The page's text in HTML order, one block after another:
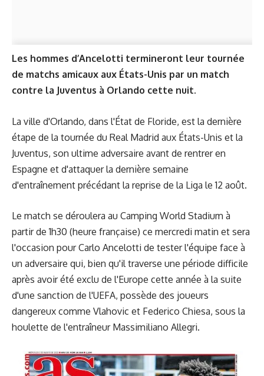
Les hommes d’Ancelotti termineront leur tournée
de matchs amicaux aux États-Unis par un match
contre la Juventus à Orlando cette nuit.
La ville d'Orlando, dans l'État de Floride, est la dernière
étape de la tournée du Real Madrid aux États-Unis et la
Juventus, son ultime adversaire avant de rentrer en
Espagne et d'attaquer la dernière semaine
d'entraînement précédant la reprise de la Liga le 12 août.
Le match se déroulera au Camping World Stadium à
partir de 1h30 (heure française) ce mercredi matin et sera
l'occasion pour Carlo Ancelotti de tester l'équipe face à
un adversaire qui, bien qu'il traverse une période difficile
après avoir été exclu de l'Europe cette année à la suite
d'une sanction de l'UEFA, possède des joueurs
dangereux comme Vlahovic et Federico Chiesa, sous la
houlette de l'entraîneur Massimiliano Allegri.